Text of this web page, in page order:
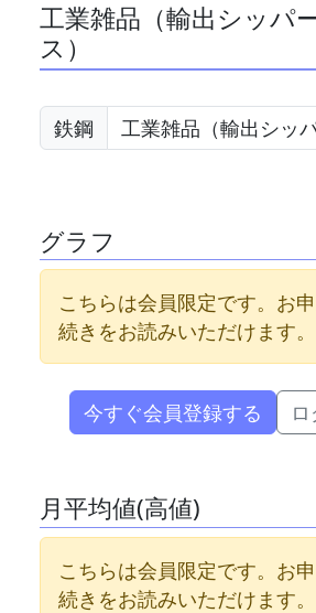
工業雑品（輸出シッパ
ス）
鉄鋼
グラフ
こちらは会員限定です。お
続きをお読みいただけます。
今すぐ会員登録する
月平均値(高値)
こちらは会員限定です。お
続きをお読みいただけます。